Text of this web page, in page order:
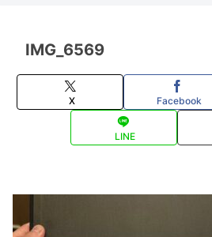
IMG_6569
X Facebook
LINE